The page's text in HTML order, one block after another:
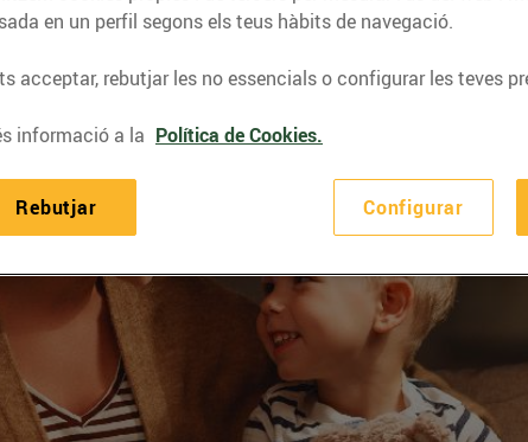
en un perfil segons els teus hàbits de navegació.
acceptar, rebutjar les no essencials o configurar les teves
informació a la Política de Cookies.
Configurar
Rebutjar